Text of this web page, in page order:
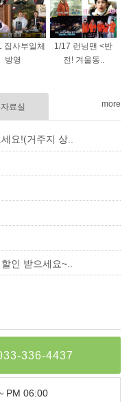
집사부일체
방영
1/17 런닝맨 <반
전! 겨울동..
자료실 more
요!(거주지 상..
인 받으세요~..
336-4437
PM 06:00